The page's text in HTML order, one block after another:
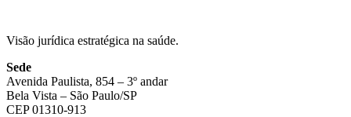
Visão jurídica estratégica na saúde.
Sede
Avenida Paulista, 854 – 3º andar
Bela Vista – São Paulo/SP
CEP 01310-913